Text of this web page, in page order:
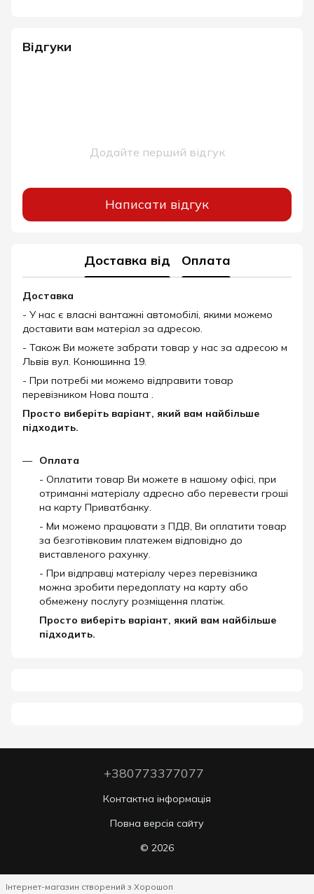
Відгуки
Додайте перший відгук
Написати відгук
Доставка від Оплата
Доставка
- У нас є власні вантажні автомобілі, якими можемо
доставити вам матеріал за адресою.
- Також Ви можете забрати товар у нас за адресою м
Львів вул. Конюшинна 19.
- При потребі ми можемо відправити товар
перевізником Нова пошта .
Просто виберіть варіант, який вам найбільше
підходить.
Оплата
- Оплатити товар Ви можете в нашому офісі, при
отриманні матеріалу адресно або перевести гроші
на карту Приватбанку.
- Ми можемо працювати з ПДВ, Ви оплатити товар
за безготівковим платежем відповідно до
виставленого рахунку.
- При відправці матеріалу через перевізника
можна зробити передоплату на карту або
обмежену послугу розміщення платіж.
Просто виберіть варіант, який вам найбільше
підходить.
+380773377077
Контактна інформація
Повна версія сайту
© 2026
Інтернет-магазин створений з Хорошоп